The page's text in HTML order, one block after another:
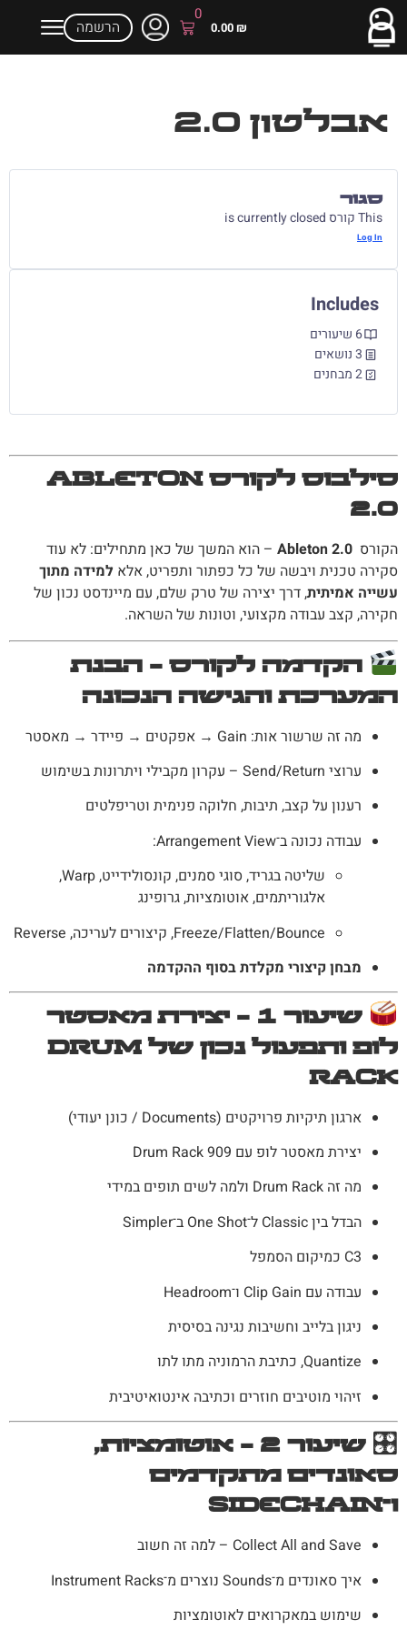
הרשמה 0.00₪
0
אבלטון 2.0
סילבוס לקורס Ableton
2.0
הקורס Ableton 2.0– הוא המשך של כאן מתחילים: לא עוד
סקירה טכנית ויבשה של כל כפתור ותפריט, אלא למידה מתוך
עשייה אמיתית, דרך יצירה של טרק שלם, עם מיינדסט נכון של
חקירה, קצב עבודה מקצועי, וטונות של השראה.
הקדמה לקורס – הבנת
המערכת והגישה הנכונה
מה זה שרשור אות: Gain → אפקטים → פיידר → מאסטר
ערוצי Send/Return – עקרון מקבילי ויתרונות בשימוש
רענון על קצב, תיבות, חלוקה פנימית וטריפלטים
עבודה נכונה ב־Arrangement View:
שליטה בגריד, סוגי סמנים, קונסולידייט, Warp,
אלגוריתמים, אוטומציות, גרופינג
Freeze/Flatten/Bounce, קיצורים לעריכה, Reverse
מבחן קיצורי מקלדת בסוף ההקדמה
שיעור 1 – יצירת מאסטר
לופ ותפעול נכון של Drum
Rack
ארגון תיקיות פרויקטים (Documents / כונן יעודי)
יצירת מאסטר לופ עם Drum Rack 909
מה זה Drum Rack ולמה לשים תופים במידי
הבדל בין Classic ל־One Shot ב־Simpler
C3 כמיקום הסמפל
עבודה עם Clip Gain ו־Headroom
ניגון בלייב וחשיבות נגינה בסיסית
Quantize, כתיבת הרמוניה מתו לתו
זיהוי מוטיבים חוזרים וכתיבה אינטואיטיבית
🎛
שיעור 2 – אוטומציות,
סאונדים מתקדמים
ו־Sidechain
Collect All and Save – למה זה חשוב
איך סאונדים מ־Sounds נוצרים מ־Instrument Racks
שימוש במאקרואים לאוטומציות
סגור
This קורס is currently closed
Log In
Includes
6 שיעורים
3 נושאים
2 מבחנים